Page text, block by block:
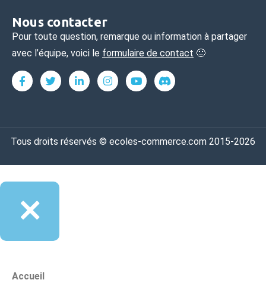
Nous contacter
Pour toute question, remarque ou information à partager
avec l’équipe, voici le formulaire de contact 🙂
Tous droits réservés © ecoles-commerce.com 2015-2026
Accueil